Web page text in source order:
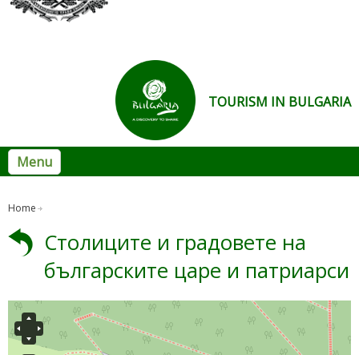
TOURISM IN BULGARIA
Menu
Home
Столиците и градовете на
българските царе и патриарси